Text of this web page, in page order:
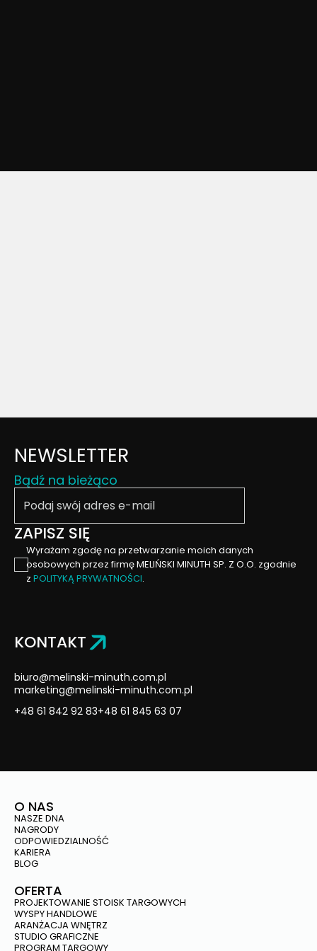
NEWSLETTER
Bądź na bieżąco
ZAPISZ SIĘ
Wyrażam zgodę na przetwarzanie moich danych
osobowych przez firmę MELIŃSKI MINUTH SP. Z O.O. zgodnie
z POLITYKĄ PRYWATNOŚCI.
KONTAKT
biuro@melinski-minuth.com.pl
marketing@melinski-minuth.com.pl
+48 61 842 92 83+48 61 845 63 07
O NAS
NASZE DNA
NAGRODY
ODPOWIEDZIALNOŚĆ
KARIERA
BLOG
OFERTA
PROJEKTOWANIE STOISK TARGOWYCH
WYSPY HANDLOWE
ARANŻACJA WNĘTRZ
STUDIO GRAFICZNE
PROGRAM TARGOWY